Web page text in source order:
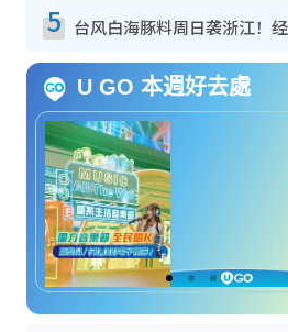
5
U GO 本週好去處